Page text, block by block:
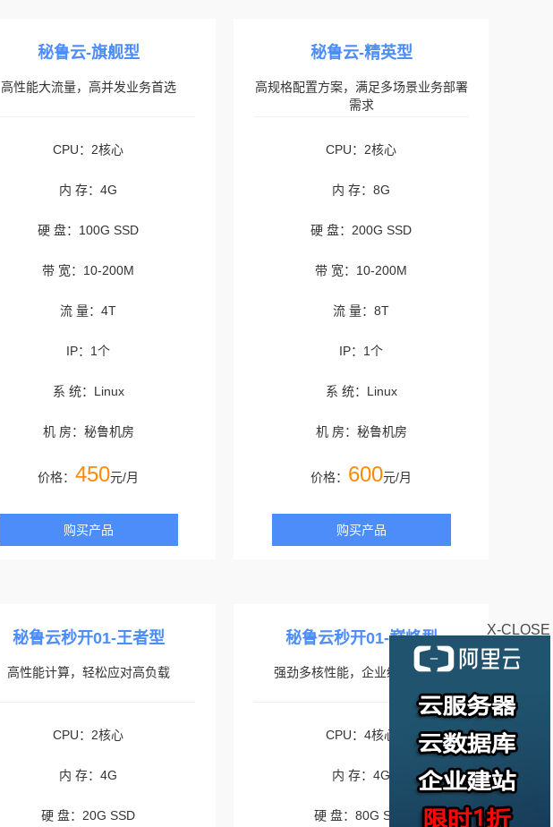
X-CLOSE
秘鲁云-旗舰型
高性能大流量，高并发业务首选
CPU：2核心
内 存：4G
硬 盘：100G SSD
带 宽：10-200M
流 量：4T
IP：1个
系 统：Linux
机 房：秘鲁机房
价格： 450元/月
购买产品
秘鲁云-精英型
高规格配置方案，满足多场景业务部署
需求
CPU：2核心
内 存：8G
硬 盘：200G SSD
带 宽：10-200M
流 量：8T
IP：1个
系 统：Linux
机 房：秘鲁机房
价格： 600元/月
购买产品
秘鲁云秒开01-王者型
高性能计算，轻松应对高负载
CPU：2核心
内 存：4G
硬 盘：20G SSD
秘鲁云秒开01-巅峰型
强劲多核性能，企业级应用无忧
CPU：4核心
内 存：4G
硬 盘：80G SSD